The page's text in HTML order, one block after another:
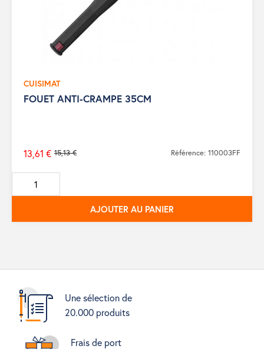
CUISIMAT
FOUET ANTI-CRAMPE 35CM
Prix
de
base
15,13 €
13,61 € Référence: 110003FF
AJOUTER AU PANIER
Une sélection de
20.000 produits
Frais de port